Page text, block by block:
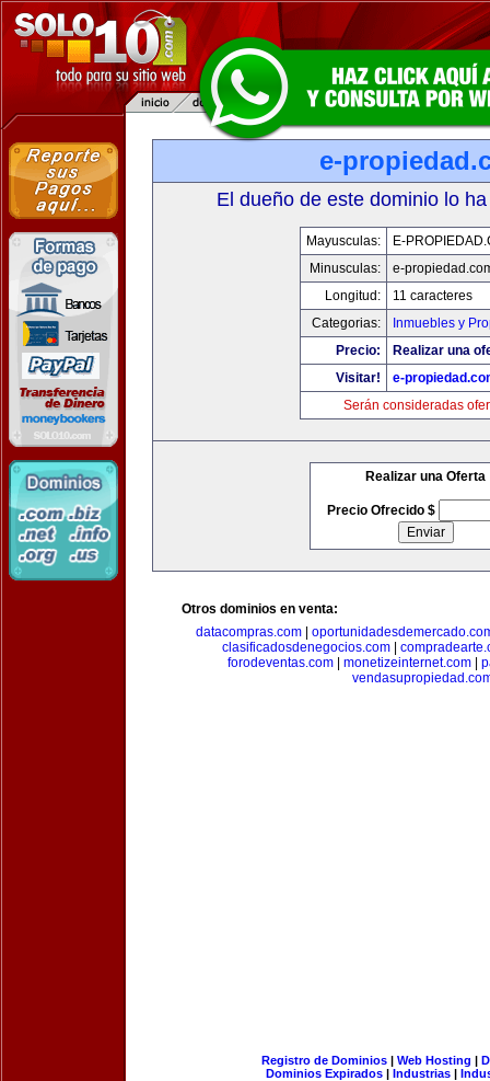
e-
El dueño de este dominio lo
Mayusculas:
E-
Minusculas:
e-
Longitud:
11 caracteres
Categorias:
Inmuebles y
Precio:
Realizar una
Visitar!
e-
Serán consideradas
Realizar una Oferta
Precio Ofrecido $
Otros dominios en venta:
datacompras.com
clasificadosdenegocios.com|
forodeventas.com| monetizeinternet.com|
Registro de Dominios| Web Hosting |
Dominios Expirados | Industrias |